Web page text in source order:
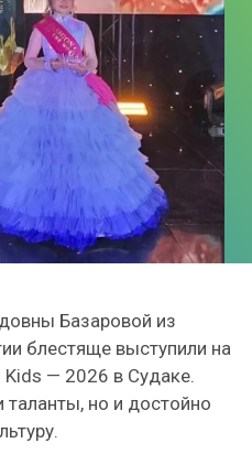
Базаровой из
блестяще выступили на
— 2026 в Судаке.
таланты, но и достойно